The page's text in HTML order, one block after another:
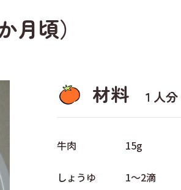
頃）
材料 １人分
牛肉 15g
しょうゆ 1～2滴